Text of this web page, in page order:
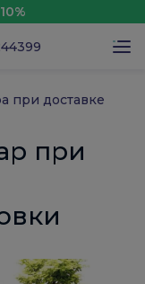
при доставке
при